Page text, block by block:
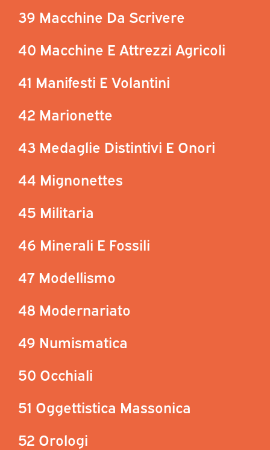
39 Macchine Da Scrivere
40 Macchine E Attrezzi Agricoli
41 Manifesti E Volantini
42 Marionette
43 Medaglie Distintivi E Onori
44 Mignonettes
45 Militaria
46 Minerali E Fossili
47 Modellismo
48 Modernariato
49 Numismatica
50 Occhiali
51 Oggettistica Massonica
52 Orologi